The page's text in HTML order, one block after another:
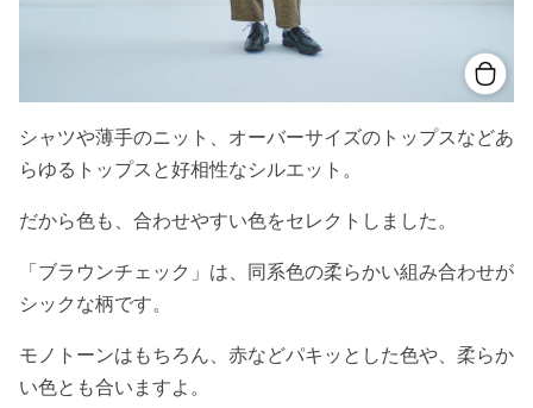
シャツや薄手のニット、オーバーサイズのトップスなどあ
らゆるトップスと好相性なシルエット。
だから色も、合わせやすい色をセレクトしました。
「ブラウンチェック」は、同系色の柔らかい組み合わせが
シックな柄です。
モノトーンはもちろん、赤などパキッとした色や、柔らか
い色とも合いますよ。